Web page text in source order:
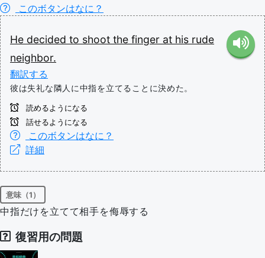
このボタンはなに？
He decided to shoot the finger at his rude
neighbor.
翻訳する
彼は失礼な隣人に中指を立てることに決めた。
読めるようになる
話せるようになる
このボタンはなに？
詳細
意味（1）
中指だけを立てて相手を侮辱する
復習用の問題